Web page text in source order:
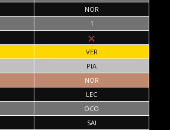
NOR
1
VER
PIA
NOR
LEC
OCO
SAI